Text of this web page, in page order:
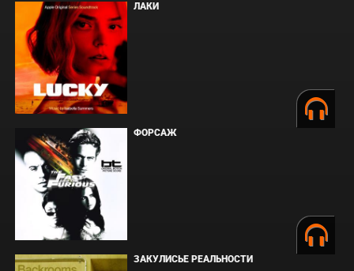
ЛАКИ
ФОРСАЖ
ЗАКУЛИСЬЕ РЕАЛЬНОСТИ